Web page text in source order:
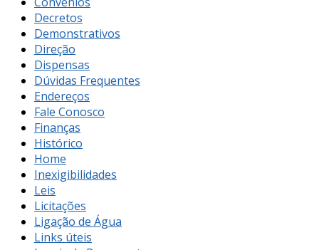
Decretos
Demonstrativos
Direção
Dispensas
Dúvidas Frequentes
Endereços
Fale Conosco
Finanças
Histórico
Home
Inexigibilidades
Leis
Licitações
Ligação de Água
Links úteis